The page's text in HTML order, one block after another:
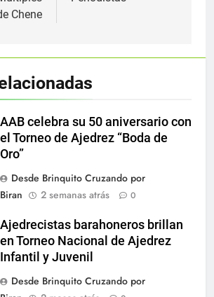
Chene
AAB celebra su 50 aniversario con
el Torneo de Ajedrez “Boda de
Oro”
Desde Brinquito Cruzando por
Biran
2 semanas atrás 0
Ajedrecistas barahoneros brillan
en Torneo Nacional de Ajedrez
Infantil y Juvenil
Desde Brinquito Cruzando por